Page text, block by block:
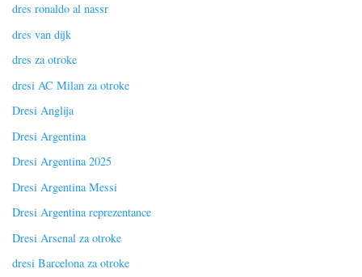
dres ronaldo al nassr
dres van dijk
dres za otroke
dresi AC Milan za otroke
Dresi Anglija
Dresi Argentina
Dresi Argentina 2025
Dresi Argentina Messi
Dresi Argentina reprezentance
Dresi Arsenal za otroke
dresi Barcelona za otroke